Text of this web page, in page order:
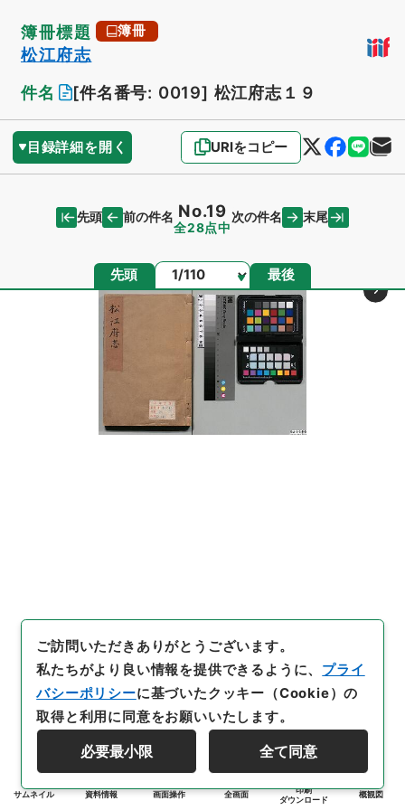
簿冊標題 簿冊
松江府志
件名
[件名番号: 0019] 松江府志１９
目録詳細を開く URIをコピー
先頭 前の件名 No.19
全28点中
次の件名 末尾
先頭 ページ 最後
サムネイル 資料情報 画面操作 全画面
印刷
ダウンロード
概観図
ご訪問いただきありがとうございます。
私たちがより良い情報を提供できるように、 プライ
バシーポリシーに基づいたクッキー（Cookie）の
取得と利用に同意をお願いいたします。
必要最小限 全て同意